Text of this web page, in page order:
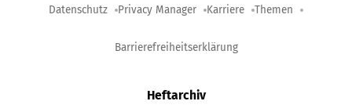
Datenschutz Privacy Manager Karriere Themen
Barrierefreiheitserklärung
Heftarchiv